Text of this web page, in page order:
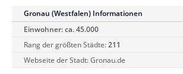
Gronau (Westfalen) Informationen
Einwohner: ca. 45.000
Rang der größten Städte:211
Webseite der Stadt:Gronau.de